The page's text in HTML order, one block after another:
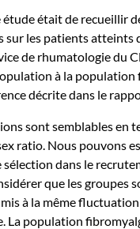
étude était de recueillir
sur les patients atteints
de rhumatologie du
à la population
décrite dans le
sont semblables en
ratio. Nous pouvons
sélection dans le
que les groupes
à la même fluctuation
La population